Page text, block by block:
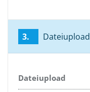
3. Dateiupload
Dateiupload